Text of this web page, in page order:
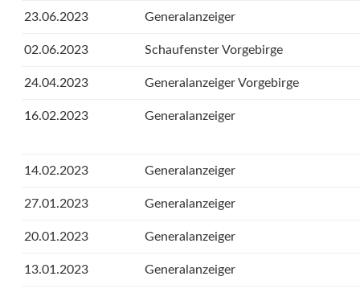
23.06.2023 Generalanzeiger
02.06.2023 Schaufenster Vorgebirge
24.04.2023 Generalanzeiger Vorgebirge
16.02.2023 Generalanzeiger
14.02.2023 Generalanzeiger
27.01.2023 Generalanzeiger
20.01.2023 Generalanzeiger
13.01.2023 Generalanzeiger